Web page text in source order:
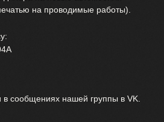
на проводимые работы).
сообщениях нашей группы в VK.